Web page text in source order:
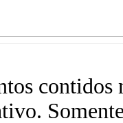
contidos